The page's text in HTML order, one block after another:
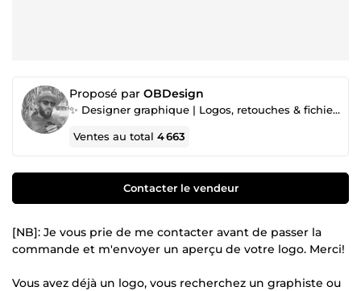
Proposé par OBDesign
✨ Designer graphique | Logos, retouches & fichiers prêts à l’impression
Ventes au total4 663
Contacter le vendeur
[NB]: Je vous prie de me contacter avant de passer la
commande et m'envoyer un aperçu de votre logo. Merci!
Vous avez déjà un logo, vous recherchez un graphiste ou